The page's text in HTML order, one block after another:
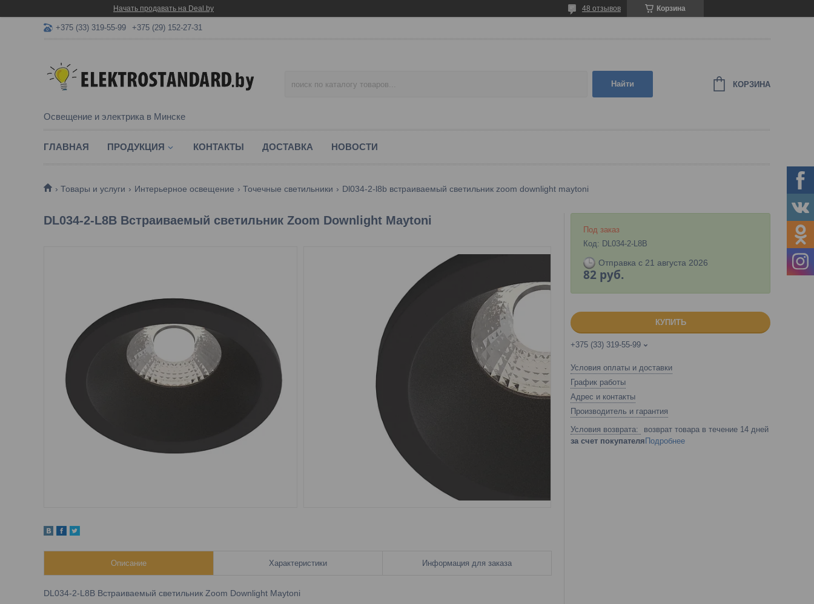
Начать продавать на Deal.by Корзина
48 отзывов
+375 (33) 319-55-99 +375 (29) 152-27-31
Освещение и электрика в Минске
Найти КОРЗИНА
ГЛАВНАЯ ПРОДУКЦИЯ КОНТАКТЫ ДОСТАВКА НОВОСТИ
Товары и услуги Интерьерное освещение Точечные светильники Dl034-2-l8b встраиваемый светильник zoom downlight maytoni
DL034-2-L8B Встраиваемый светильник Zoom Downlight Maytoni
Описание Характеристики Информация для заказа
DL034-2-L8B Встраиваемый светильник Zoom Downlight Maytoni
Под заказ
Код: DL034-2-L8B
Отправка с 21 августа 2026
82 руб.
КУПИТЬ
+375 (33) 319-55-99
Условия оплаты и доставки
График работы
Адрес и контакты
Производитель и гарантия
возврат товара в течение 14 дней
за счет покупателя Подробнее